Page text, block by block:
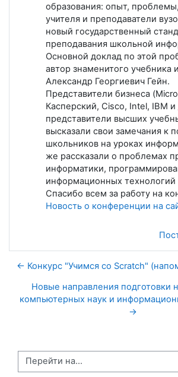
образования: опыт,
учителя и преподаватели
новый государственный
преподавания школьной
Основной доклад по этой
автор знаменитого учебника
Александр Георгиевич Гейн.
Представители бизнеса
Касперский, Cisco, Intel, IBM
представители высших
высказали свои замечания к
школьников на уроках
же рассказали о проблемах
информатики,
информационных технологий
Спасибо всем за работу на
Новость о конференции на
← Конкурс "Учимся со Scratch"
Новые направления подготовки
компьютерных наук и
→
Перейти на...